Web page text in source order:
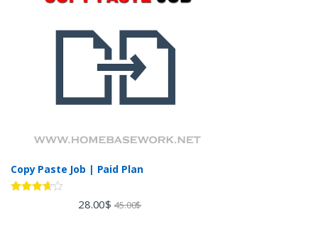
Copy Paste Job | Paid Plan
28.00$ 45.00$